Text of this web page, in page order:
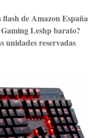
flash de Amazon España
Leshp barato?
unidades reservadas